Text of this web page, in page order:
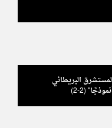
البريطاني
(2-2)